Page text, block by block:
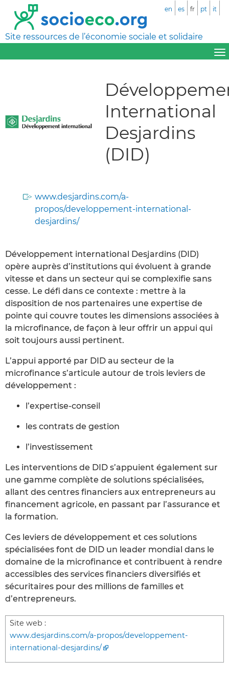
Site ressources de l’économie sociale et solidaire
en es fr pt it
International
Desjardins
(DID)
www.desjardins.com/a-
propos/developpement-international-
desjardins/
Développement international Desjardins (DID)
opère auprès d’institutions qui évoluent à grande
vitesse et dans un secteur qui se complexifie sans
cesse. Le défi dans ce contexte : mettre à la
disposition de nos partenaires une expertise de
pointe qui couvre toutes les dimensions associées à
la microfinance, de façon à leur offrir un appui qui
soit toujours aussi pertinent.
L’appui apporté par DID au secteur de la
microfinance s’articule autour de trois leviers de
développement :
l’expertise-conseil
les contrats de gestion
l’investissement
Les interventions de DID s’appuient également sur
une gamme complète de solutions spécialisées,
allant des centres financiers aux entrepreneurs au
financement agricole, en passant par l’assurance et
la formation.
Ces leviers de développement et ces solutions
spécialisées font de DID un leader mondial dans le
domaine de la microfinance et contribuent à rendre
accessibles des services financiers diversifiés et
sécuritaires pour des millions de familles et
d’entrepreneurs.
Site web :
www.desjardins.com/a-propos/developpement-
international-desjardins/